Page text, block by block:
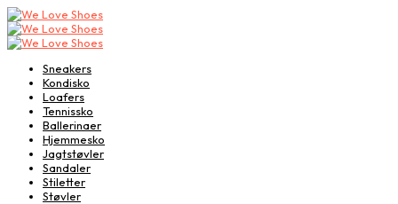
Sneakers
Kondisko
Loafers
Tennissko
Ballerinaer
Hjemmesko
Jagtstøvler
Sandaler
Stiletter
Støvler